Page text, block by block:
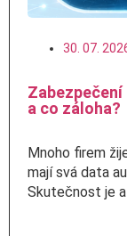
30. 07.
a co záloha?
Mnoho firem
mají svá data
Skutečnost je